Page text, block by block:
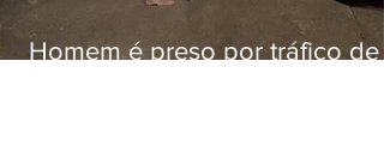
Homem é preso por tráfico de